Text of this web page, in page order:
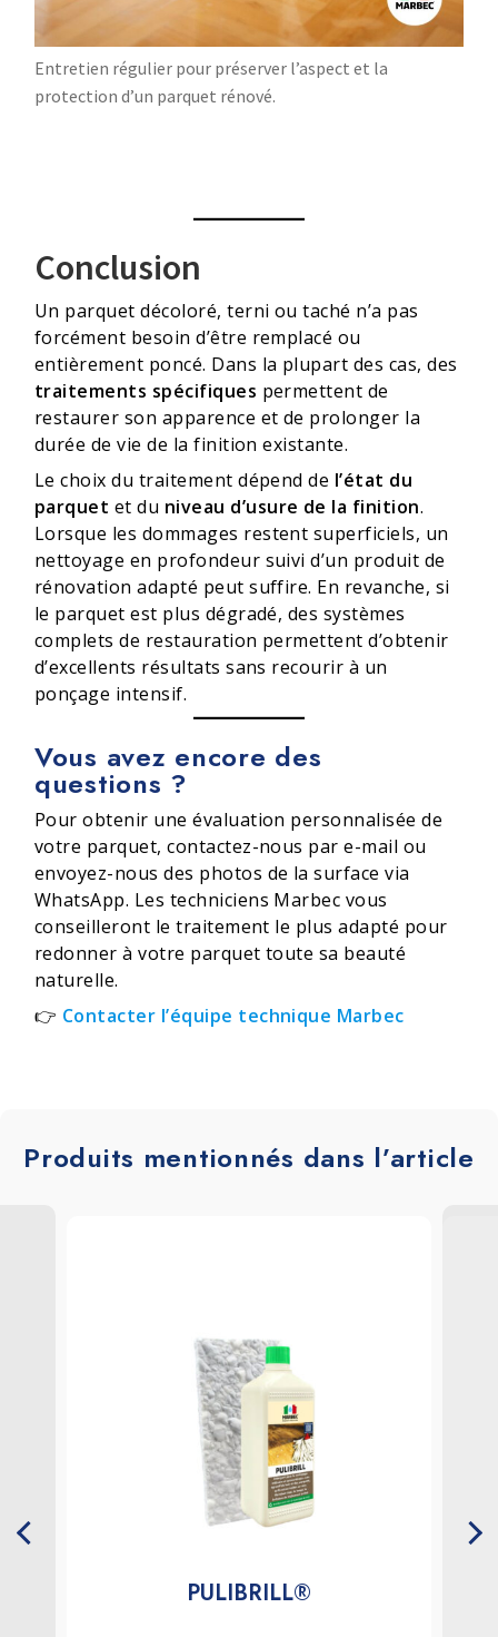
Entretien régulier pour préserver l’aspect et la
protection d’un parquet rénové.
Conclusion
Un parquet décoloré, terni ou taché n’a pas
forcément besoin d’être remplacé ou
entièrement poncé. Dans la plupart des cas, des
traitements spécifiques permettent de
restaurer son apparence et de prolonger la
durée de vie de la finition existante.
Le choix du traitement dépend de l’état du
parquet et du niveau d’usure de la finition.
Lorsque les dommages restent superficiels, un
nettoyage en profondeur suivi d’un produit de
rénovation adapté peut suffire. En revanche, si
le parquet est plus dégradé, des systèmes
complets de restauration permettent d’obtenir
d’excellents résultats sans recourir à un
ponçage intensif.
Vous avez encore des
questions ?
Pour obtenir une évaluation personnalisée de
votre parquet, contactez-nous par e-mail ou
envoyez-nous des photos de la surface via
WhatsApp. Les techniciens Marbec vous
conseilleront le traitement le plus adapté pour
redonner à votre parquet toute sa beauté
naturelle.
👉 Contacter l’équipe technique Marbec
Produits mentionnés dans l’article
PULIBRILL®